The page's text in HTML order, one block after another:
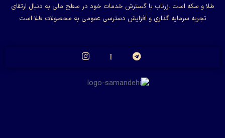
طلا و سکه است .زرناب با گسترش خدمات خود در سطح ملی به دنبال ارتقای
تجربه سرمایه گذاری و افزایش دسترسی عمومی به محصولات طلا است